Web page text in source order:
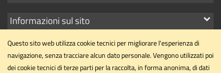
link
Mostra
link
Informazioni sul sito
Questo sito web utilizza cookie tecnici per migliorare l'esperienza di
navigazione, senza tracciare alcun dato personale. Vengono utilizzati poi
dei cookie tecnici di terze parti per la raccolta, in forma anonima, di dati